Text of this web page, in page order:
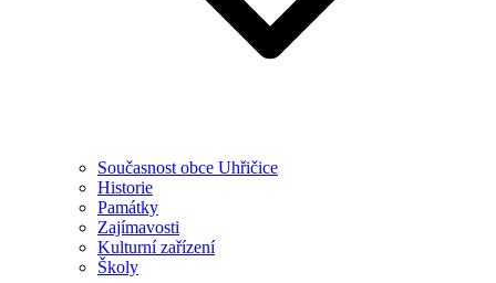
Současnost obce Uhřičice
Historie
Památky
Zajímavosti
Kulturní zařízení
Školy